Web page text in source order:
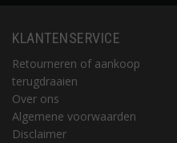
KLANTENSERVICE
Retourneren of aankoop
terugdraaien
Over ons
Algemene voorwaarden
Disclaimer